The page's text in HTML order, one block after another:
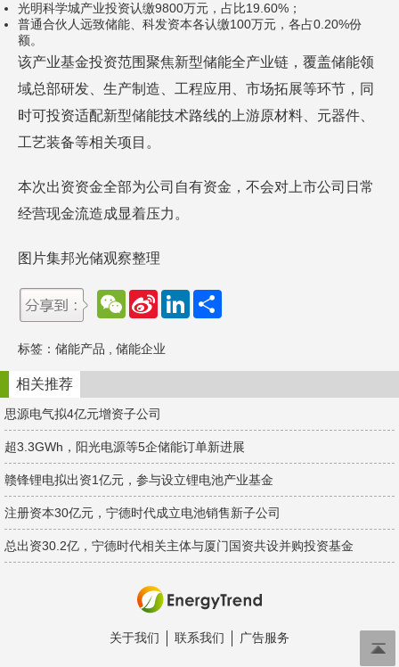
光明科学城产业投资认缴9800万元，占比19.60%；
普通合伙人远致储能、科发资本各认缴100万元，各占0.20%份
额。
该产业基金投资范围聚焦新型储能全产业链，覆盖储能领
域总部研发、生产制造、工程应用、市场拓展等环节，同
时可投资适配新型储能技术路线的上游原材料、元器件、
工艺装备等相关项目。
本次出资资金全部为公司自有资金，不会对上市公司日常
经营现金流造成显着压力。
图片集邦光储观察整理
W
e
h
a
t
S
a
W
e
b
o
L
d
n
标签： 储能产品 储能企业
相关推荐
思源电气拟4亿元增资子公司
超3.3GWh，阳光电源等5企储能订单新进展
赣锋锂电拟出资1亿元，参与设立锂电池产业基金
注册资本30亿元，宁德时代成立电池销售新子公司
总出资30.2亿，宁德时代相关主体与厦门国资共设并购投资基金
关于我们 联系我们 广告服务